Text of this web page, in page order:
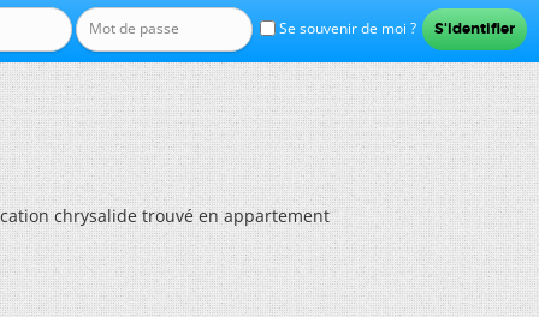
Se souvenir de moi ?
chrysalide trouvé en appartement